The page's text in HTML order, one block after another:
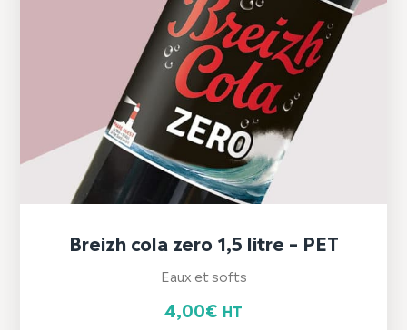
Breizh cola zero 1,5 litre – PET
Eaux et softs
4,00€ HT